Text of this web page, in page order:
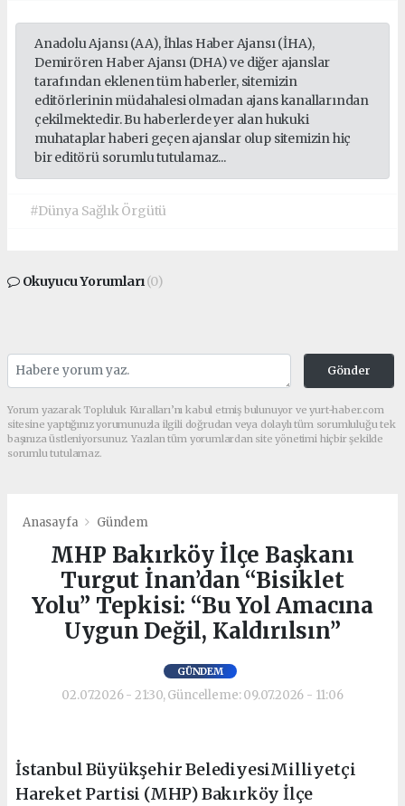
Anadolu Ajansı (AA), İhlas Haber Ajansı (İHA),
Demirören Haber Ajansı (DHA) ve diğer ajanslar
tarafından eklenen tüm haberler, sitemizin
editörlerinin müdahalesi olmadan ajans kanallarından
çekilmektedir. Bu haberlerde yer alan hukuki
muhataplar haberi geçen ajanslar olup sitemizin hiç
bir editörü sorumlu tutulamaz...
#Dünya Sağlık Örgütü
Okuyucu Yorumları(0)
Gönder
Yorum yazarak Topluluk Kuralları’nı kabul etmiş bulunuyor ve yurt-haber.com
sitesine yaptığınız yorumunuzla ilgili doğrudan veya dolaylı tüm sorumluluğu tek
başınıza üstleniyorsunuz. Yazılan tüm yorumlardan site yönetimi hiçbir şekilde
sorumlu tutulamaz.
Anasayfa Gündem
MHP Bakırköy İlçe Başkanı
Turgut İnan’dan “Bisiklet
Yolu” Tepkisi: “Bu Yol Amacına
Uygun Değil, Kaldırılsın”
GÜNDEM
02.07.2026 - 21:30, Güncelleme: 09.07.2026 - 11:06
İstanbul Büyükşehir BelediyesiMilliyetçi
Hareket Partisi (MHP) Bakırköy İlçe